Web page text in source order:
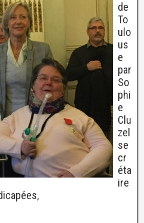
de
To
ulo
us
e
par
So
phi
e
Clu
zel
se
cr
éta
ire